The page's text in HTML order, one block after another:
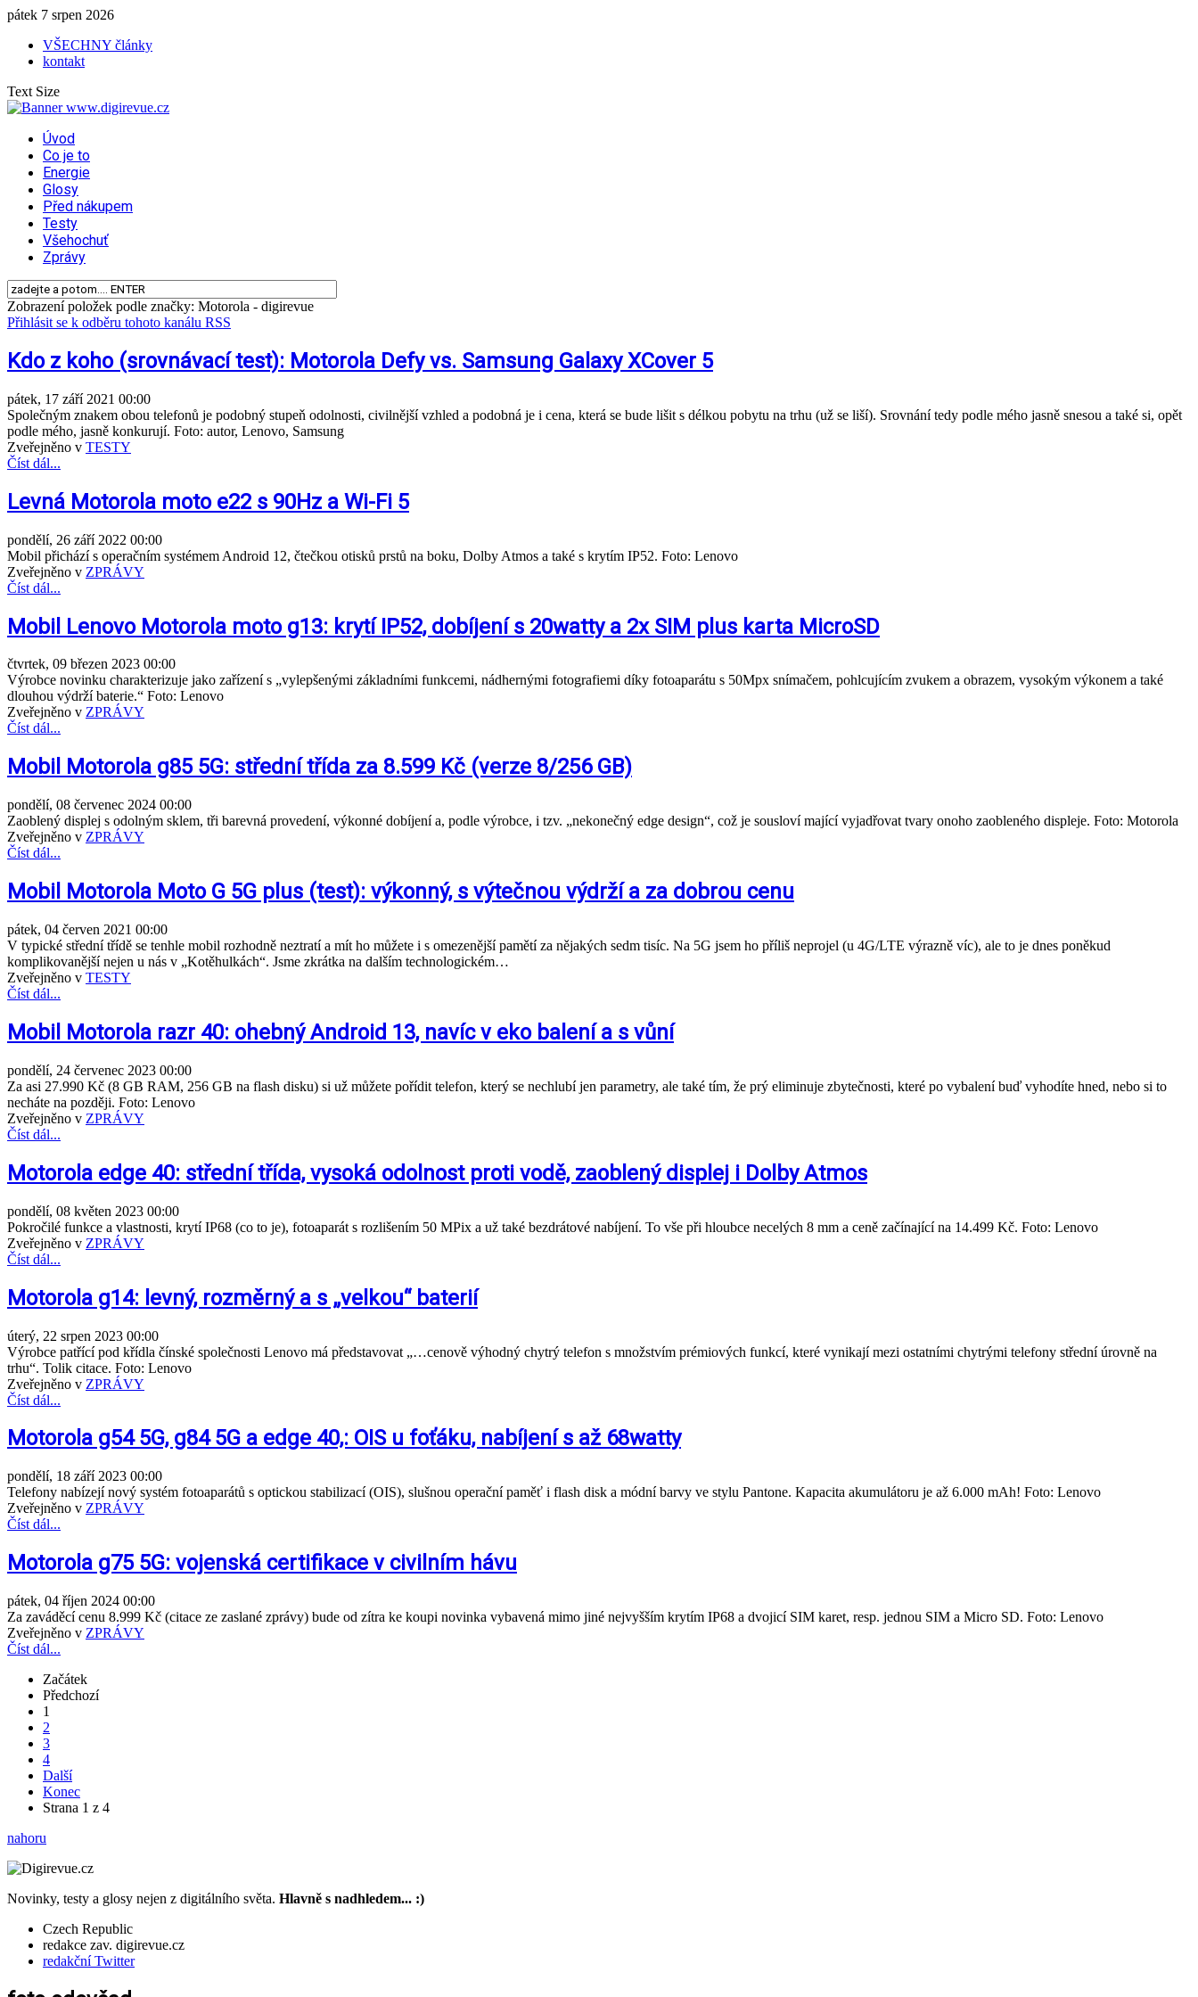
pátek 7 srpen 2026
VŠECHNY články
kontakt
Text Size
Úvod
Co je to
Energie
Glosy
Před nákupem
Testy
Všehochuť
Zprávy
Zobrazení položek podle značky: Motorola - digirevue
Přihlásit se k odběru tohoto kanálu RSS
Kdo z koho (srovnávací test): Motorola Defy vs. Samsung Galaxy XCover 5
pátek, 17 září 2021 00:00
Společným znakem obou telefonů je podobný stupeň odolnosti, civilnější vzhled a podobná je i cena, která se bude lišit s délkou pobytu na trhu (už se liší). Srovnání tedy podle mého jasně snesou a také si, opět
podle mého, jasně konkurují. Foto: autor, Lenovo, Samsung
Zveřejněno v TESTY
Číst dál...
Levná Motorola moto e22 s 90Hz a Wi-Fi 5
pondělí, 26 září 2022 00:00
Mobil přichází s operačním systémem Android 12, čtečkou otisků prstů na boku, Dolby Atmos a také s krytím IP52. Foto: Lenovo
Zveřejněno v ZPRÁVY
Číst dál...
Mobil Lenovo Motorola moto g13: krytí IP52, dobíjení s 20watty a 2x SIM plus karta MicroSD
čtvrtek, 09 březen 2023 00:00
Výrobce novinku charakterizuje jako zařízení s „vylepšenými základními funkcemi, nádhernými fotografiemi díky fotoaparátu s 50Mpx snímačem, pohlcujícím zvukem a obrazem, vysokým výkonem a také
dlouhou výdrží baterie.“ Foto: Lenovo
Zveřejněno v ZPRÁVY
Číst dál...
Mobil Motorola g85 5G: střední třída za 8.599 Kč (verze 8/256 GB)
pondělí, 08 červenec 2024 00:00
Zaoblený displej s odolným sklem, tři barevná provedení, výkonné dobíjení a, podle výrobce, i tzv. „nekonečný edge design“, což je sousloví mající vyjadřovat tvary onoho zaobleného displeje. Foto: Motorola
Zveřejněno v ZPRÁVY
Číst dál...
Mobil Motorola Moto G 5G plus (test): výkonný, s výtečnou výdrží a za dobrou cenu
pátek, 04 červen 2021 00:00
V typické střední třídě se tenhle mobil rozhodně neztratí a mít ho můžete i s omezenější pamětí za nějakých sedm tisíc. Na 5G jsem ho příliš neprojel (u 4G/LTE výrazně víc), ale to je dnes poněkud
komplikovanější nejen u nás v „Kotěhulkách“. Jsme zkrátka na dalším technologickém…
Zveřejněno v TESTY
Číst dál...
Mobil Motorola razr 40: ohebný Android 13, navíc v eko balení a s vůní
pondělí, 24 červenec 2023 00:00
Za asi 27.990 Kč (8 GB RAM, 256 GB na flash disku) si už můžete pořídit telefon, který se nechlubí jen parametry, ale také tím, že prý eliminuje zbytečnosti, které po vybalení buď vyhodíte hned, nebo si to
necháte na později. Foto: Lenovo
Zveřejněno v ZPRÁVY
Číst dál...
Motorola edge 40: střední třída, vysoká odolnost proti vodě, zaoblený displej i Dolby Atmos
pondělí, 08 květen 2023 00:00
Pokročilé funkce a vlastnosti, krytí IP68 (co to je), fotoaparát s rozlišením 50 MPix a už také bezdrátové nabíjení. To vše při hloubce necelých 8 mm a ceně začínající na 14.499 Kč. Foto: Lenovo
Zveřejněno v ZPRÁVY
Číst dál...
Motorola g14: levný, rozměrný a s „velkou“ baterií
úterý, 22 srpen 2023 00:00
Výrobce patřící pod křídla čínské společnosti Lenovo má představovat „…cenově výhodný chytrý telefon s množstvím prémiových funkcí, které vynikají mezi ostatními chytrými telefony střední úrovně na
trhu“. Tolik citace. Foto: Lenovo
Zveřejněno v ZPRÁVY
Číst dál...
Motorola g54 5G, g84 5G a edge 40,: OIS u foťáku, nabíjení s až 68watty
pondělí, 18 září 2023 00:00
Telefony nabízejí nový systém fotoaparátů s optickou stabilizací (OIS), slušnou operační paměť i flash disk a módní barvy ve stylu Pantone. Kapacita akumulátoru je až 6.000 mAh! Foto: Lenovo
Zveřejněno v ZPRÁVY
Číst dál...
Motorola g75 5G: vojenská certifikace v civilním hávu
pátek, 04 říjen 2024 00:00
Za zaváděcí cenu 8.999 Kč (citace ze zaslané zprávy) bude od zítra ke koupi novinka vybavená mimo jiné nejvyšším krytím IP68 a dvojicí SIM karet, resp. jednou SIM a Micro SD. Foto: Lenovo
Zveřejněno v ZPRÁVY
Číst dál...
Začátek
Předchozí
1
2
3
4
Další
Konec
Strana 1 z 4
nahoru
Novinky, testy a glosy nejen z digitálního světa. Hlavně s nadhledem... :)
Czech Republic
redakce zav. digirevue.cz
redakční Twitter